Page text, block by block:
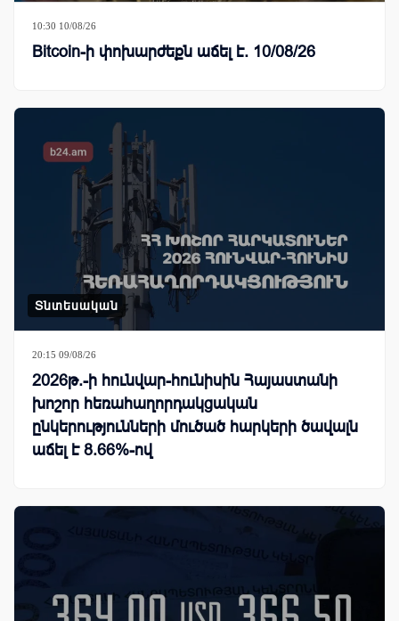
10:30 10/08/26
Bitcoin-ի փոխարժեքն աճել է. 10/08/26
Տնտեսական
20:15 09/08/26
2026թ.-ի հունվար-հունիսին Հայաստանի
խոշոր հեռահաղորդակցական
ընկերությունների մուծած հարկերի ծավալն
աճել է 8.66%-ով